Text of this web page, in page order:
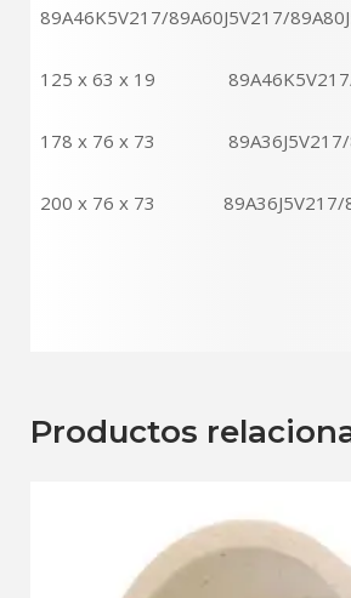
89A46K5V217/89A60J5V217/
125 x 63 x 19 89A46K5V217/
178 x 76 x 73 89A36J5V217/
200 x 76 x 73 89A36J5V217/
Productos